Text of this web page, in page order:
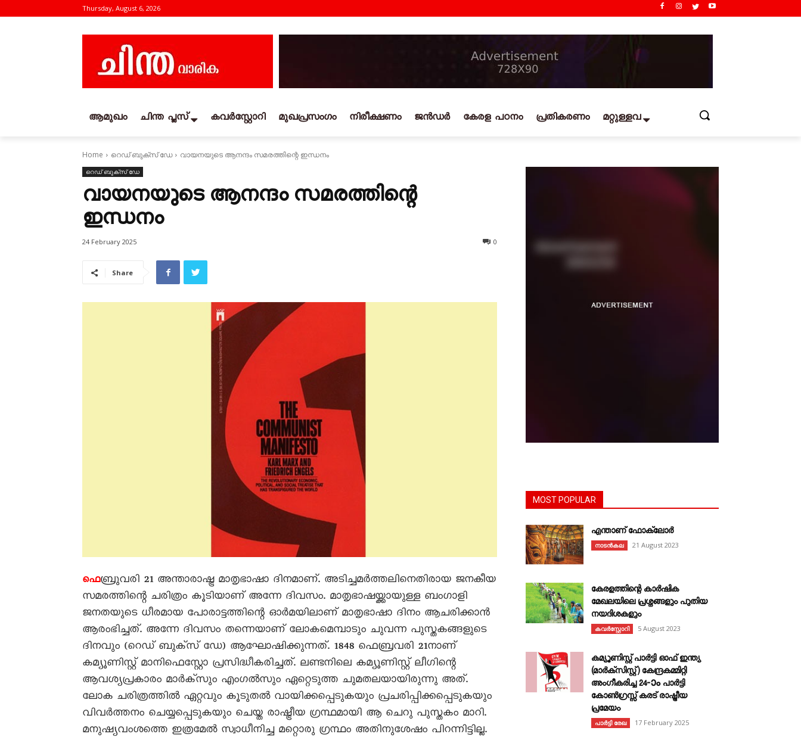
Thursday, August 6, 2026
ആമുഖം ചിന്ത പ്ലസ് കവര്‍സ്റ്റോറി മുഖപ്രസംഗം നിരീക്ഷണം ജൻഡർ കേരള പഠനം പ്രതികരണം മറ്റുള്ളവ
Home റെഡ്‌ ബുക്‌സ്‌ ഡേ വായനയുടെ ആനന്ദം സമരത്തിന്റെ ഇന്ധനം
റെഡ്‌ ബുക്‌സ്‌ ഡേ
വായനയുടെ ആനന്ദം സമരത്തിന്റെ
ഇന്ധനം
24 February 2025 0
Share
ഫെബ്രുവരി 21 അന്താരാഷ്ട്ര മാതൃഭാഷാ ദിനമാണ്. അടിച്ചമർത്തലിനെതിരായ ജനകീയ
സമരത്തിന്റെ ചരിത്രം കൂടിയാണ് അന്നേ ദിവസം. മാതൃഭാഷയ്ക്കായുള്ള ബംഗാളി
ജനതയുടെ ധീരമായ പോരാട്ടത്തിന്റെ ഓർമയിലാണ് മാതൃഭാഷാ ദിനം ആചരിക്കാൻ
ആരംഭിച്ചത്. അന്നേ ദിവസം തന്നെയാണ് ലോകമെമ്പാടും ചുവന്ന പുസ്തകങ്ങളുടെ
ദിനവും (റെഡ് ബുക്സ് ഡേ) ആഘോഷിക്കുന്നത്. 1848 ഫെബ്രവരി 21നാണ്
കമ്യൂണിസ്റ്റ് മാനിഫെസ്റ്റോ പ്രസിദ്ധീകരിച്ചത്. ലണ്ടനിലെ കമ്യൂണിസ്റ്റ് ലീഗിന്റെ
ആവശ്യപ്രകാരം മാർക്സും എംഗൽസും ഏറ്റെടുത്ത ചുമതലയായിരുന്നു അത്.
ലോക ചരിത്രത്തിൽ ഏറ്റവും കൂടുതൽ വായിക്കപ്പെടുകയും പ്രചരിപ്പിക്കപ്പെടുകയും
വിവർത്തനം ചെയ്യപ്പെടുകയും ചെയ്ത രാഷ്ട്രീയ ഗ്രന്ഥമായി ആ ചെറു പുസ്തകം മാറി.
മനുഷ്യവംശത്തെ ഇത്രമേൽ സ്വാധീനിച്ച മറ്റൊരു ഗ്രന്ഥം അതിനുശേഷം പിറന്നിട്ടില്ല.
MOST POPULAR
എന്താണ്‌ ഫോക്‌ലോർ
നാടൻകല 21 August 2023
കേരളത്തിന്റെ കാർഷിക
മേഖലയിലെ പ്രശ്നങ്ങളും പുതിയ
നയദിശകളും
കവര്‍സ്റ്റോറി 5 August 2023
കമ്യൂണിസ്റ്റ് പാർട്ടി ഓഫ് ഇന്ത്യ
(മാർക്സിസ്റ്റ്) കേന്ദ്രകമ്മിറ്റി
അംഗീകരിച്ച 24‐ാം പാർട്ടി
കോൺഗ്രസ്സ് കരട് രാഷ്ട്രീയ
പ്രമേയം
പാർട്ടി രേഖ 17 February 2025